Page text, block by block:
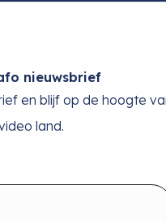
nieuwsbrief
en blijf op de hoogte
land.